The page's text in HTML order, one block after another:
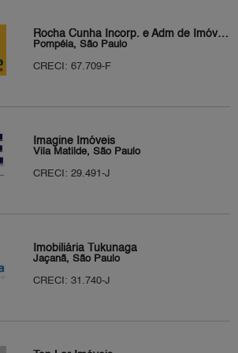
Rocha Cunha Incorp. e Adm de Imóveis
Pompéia, São Paulo
CRECI: 67.709-F
Imagine Imóveis
Vila Matilde, São Paulo
CRECI: 29.491-J
Imobiliária Tukunaga
Jaçanã, São Paulo
CRECI: 31.740-J